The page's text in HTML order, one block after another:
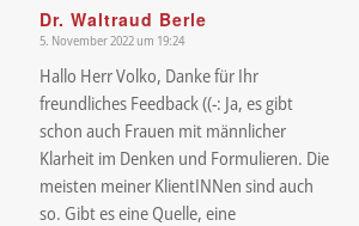
Dr. Waltraud Berle
sagte:
5. November 2022 um 19:24
Hallo Herr Volko, Danke für Ihr
freundliches Feedback ((-: Ja, es gibt
schon auch Frauen mit männlicher
Klarheit im Denken und Formulieren. Die
meisten meiner KlientINNen sind auch
so. Gibt es eine Quelle, eine